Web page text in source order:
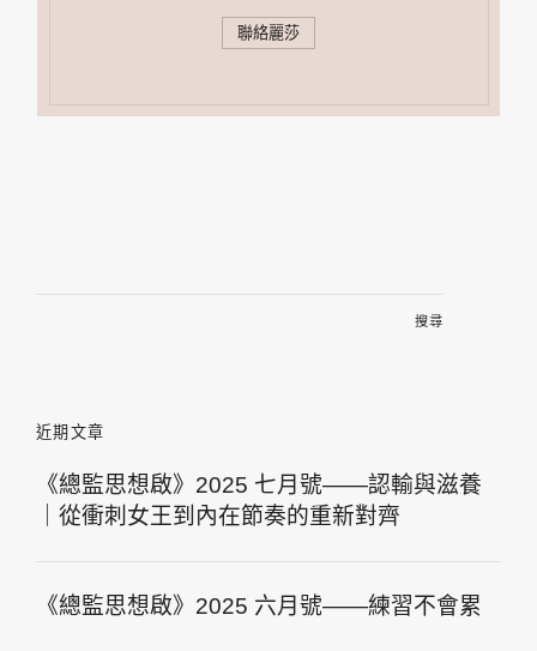
聯絡麗莎
近期文章
《總監思想啟》2025 七月號——認輸與滋養
｜從衝刺女王到內在節奏的重新對齊
《總監思想啟》2025 六月號——練習不會累